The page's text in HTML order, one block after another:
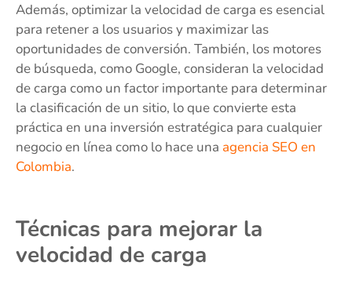
Además, optimizar la velocidad de carga es esencial
para retener a los usuarios y maximizar las
oportunidades de conversión. También, los motores
de búsqueda, como Google, consideran la velocidad
de carga como un factor importante para determinar
la clasificación de un sitio, lo que convierte esta
práctica en una inversión estratégica para cualquier
negocio en línea como lo hace una agencia SEO en
Colombia.
Técnicas para mejorar la
velocidad de carga